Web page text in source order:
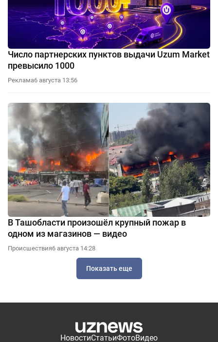
Число партнерских пунктов выдачи Uzum Market
превысило 1000
Реклама6 августа 13:56
В Ташобласти произошёл крупный пожар в
одном из магазинов — видео
Происшествия6 августа 14:28
Показать еще
НовостиСтатьиФотоВидео